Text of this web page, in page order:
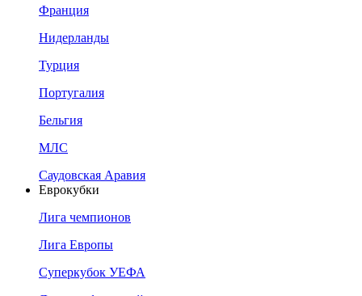
Франция
Нидерланды
Турция
Португалия
Бельгия
МЛС
Саудовская Аравия
Еврокубки
Лига чемпионов
Лига Европы
Суперкубок УЕФА